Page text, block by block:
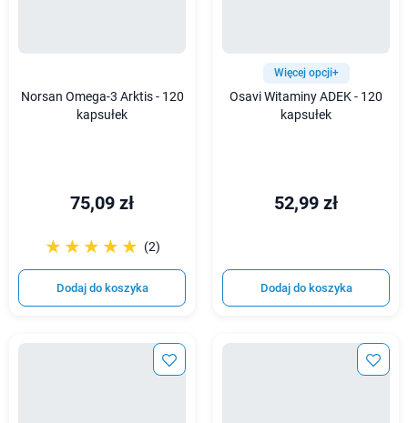
Norsan Omega-3 Arktis - 120
kapsułek
75,09 zł
☆☆☆☆☆
★★★★★ (2)
Dodaj do koszyka
Więcej opcji+
Osavi Witaminy ADEK - 120
kapsułek
52,99 zł
Dodaj do koszyka